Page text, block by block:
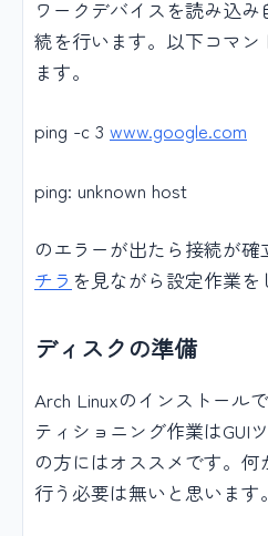
ワークデバイスを読み込
続を行います。以下コマン
ます。
ping -c 3 www.google.com
ping: unknown host
のエラーが出たら接続が確
チラ を見ながら設定作業を
ディスクの準備
Arch Linuxのインストール
ティショニング作業はGUI
の方にはオススメです。
行う必要は無いと思います。